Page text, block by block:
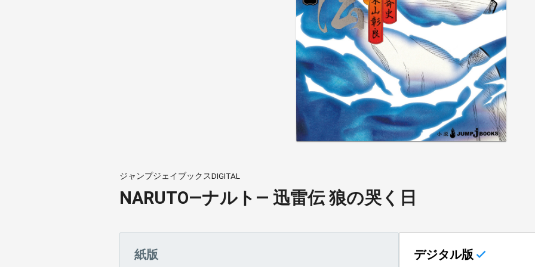
ジャンプジェイブックスDIGITAL
NARUTO―ナルト― 迅雷伝 狼の哭く日
紙版 デジタル版